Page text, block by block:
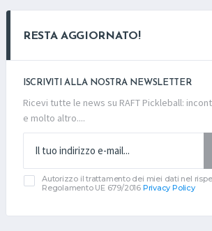
RESTA AGGIORNATO!
ISCRIVITI ALLA NOSTRA NEWSLETTER
Ricevi tutte le news su RAFT Pickleball:
e molto altro....
Autorizzo il trattamento dei miei dati nel
Regolamento UE 679/2016 Privacy Policy